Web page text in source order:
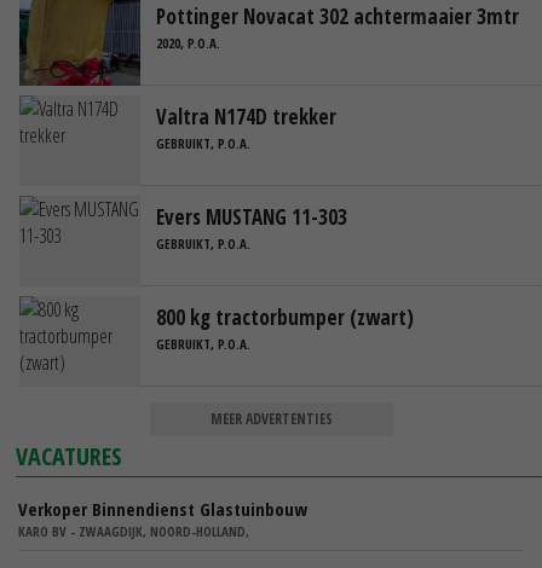
Pottinger Novacat 302 achtermaaier 3mtr
2020, P.O.A.
Valtra N174D trekker
GEBRUIKT, P.O.A.
Evers MUSTANG 11-303
GEBRUIKT, P.O.A.
800 kg tractorbumper (zwart)
GEBRUIKT, P.O.A.
MEER ADVERTENTIES
VACATURES
Verkoper Binnendienst Glastuinbouw
KARO BV - ZWAAGDIJK, NOORD-HOLLAND,